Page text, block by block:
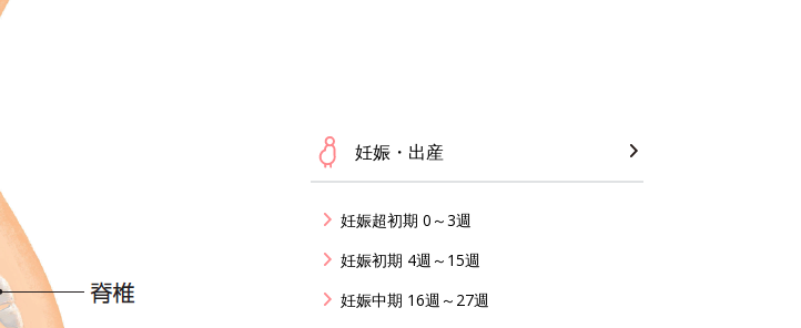
妊娠・出産
妊娠超初期 0～3週
妊娠初期 4週～15週
妊娠中期 16週～27週